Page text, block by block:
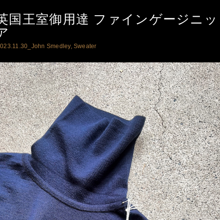
国王室御用達 ファインゲージニ
John Smedley,Sweater